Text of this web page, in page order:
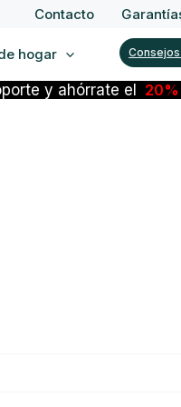
Contacto
hogar
y ahórrate el 20%